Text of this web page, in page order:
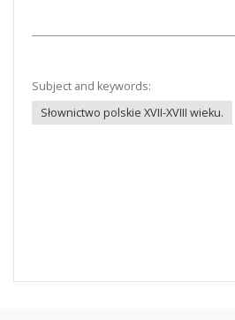
Subject and keywords:
Słownictwo polskie XVII-XVIII wieku.